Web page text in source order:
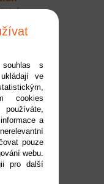
dnů
s
ve
cookies
a
pouze
webu.
pro další